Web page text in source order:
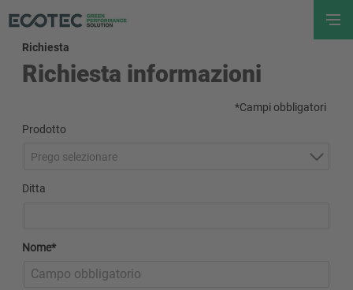
Richiesta
Richiesta informazioni
*Campi obbligatori
Prodotto
Prego selezionare
Ditta
Nome*